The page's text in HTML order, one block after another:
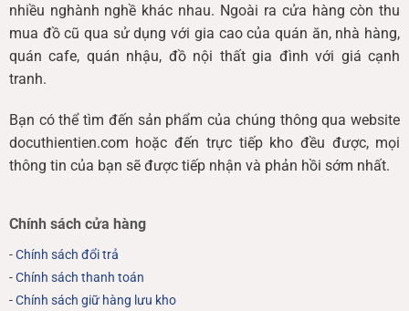
nhiều nghành nghề khác nhau. Ngoài ra cửa hàng còn thu
mua đồ cũ qua sử dụng với gia cao của quán ăn, nhà hàng,
quán cafe, quán nhậu, đồ nội thất gia đình với giá cạnh
tranh.
Bạn có thể tìm đến sản phẩm của chúng thông qua website
docuthientien.com hoặc đến trực tiếp kho đều được, mọi
thông tin của bạn sẽ được tiếp nhận và phản hồi sớm nhất.
Chính sách cửa hàng
-Chính sách đổi trả
-Chính sách thanh toán
-Chính sách giữ hàng lưu kho